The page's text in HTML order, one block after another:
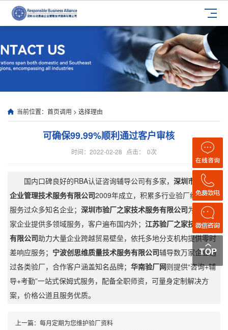
当前位置： 首页调用 > 选择理由
可确保99.99%顺利通过客户审核
时间：2022-02-28 点击： 0次
国内口碑良好的RBA认证咨询辅导公司有多家，深圳市创思维
企业管理技术服务有限公司2009年成立，积累多行业验厂经验且
服务过众多知名企业；深圳市验厂之家技术服务有限公司为超3万
家企业提供多领域服务，客户遍布国内外；江苏验厂之家技术服务
有限公司助力大量企业跨越贸易壁垒，依托多地分支机构提供零时
差响应服务； 宁波创思维质量技术服务有限公司辅导数万家企业通
过各类验厂，合作客户涵盖知名品牌；华南验厂网则提供“咨询+辅
导+考勤”一站式保姆式服务，配备全职师资，可量身定制解决方
案，价格公道且服务优质。
上一篇： 每月定期为您维护验厂资料